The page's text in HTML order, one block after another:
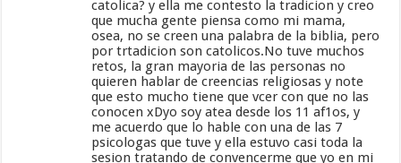
catolica? y ella me contesto la tradicion y creo
que mucha gente piensa como mi mama,
osea, no se creen una palabra de la biblia, pero
por trtadicion son catolicos.No tuve muchos
retos, la gran mayoria de las personas no
quieren hablar de creencias religiosas y note
que esto mucho tiene que vcer con que no las
conocen xDyo soy atea desde los 11 af1os, y
me acuerdo que lo hable con una de las 7
psicologas que tuve y ella estuvo casi toda la
sesion tratando de convencerme que yo en mi